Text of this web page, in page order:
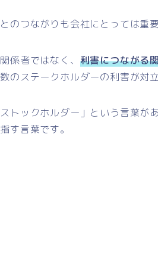
のつながりも会社にとっては重要
係者ではなく、 利害につながる
のステークホルダーの利害が対
トックホルダー」という言葉が
す言葉です。